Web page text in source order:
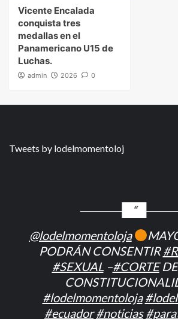
Vicente Encalada
conquista tres
medallas en el
Panamericano U15 de
Luchas.
admin 2026 0
Tweets by lodelmomentoloj
@lodelmomentoloja
PODRÁN CONSENTIR
#SEXUAL –#CORTE
#lodelmomentoloja
#ecuador #noticias